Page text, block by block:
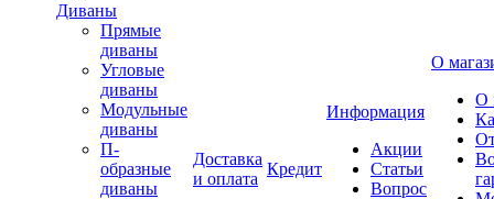
Диваны
Прямые
диваны
Угловые
диваны
Модульные
диваны
П-
образные
диваны
Доставка
и оплата
Кредит
Информация
Акции
Статьи
Вопрос
О
О